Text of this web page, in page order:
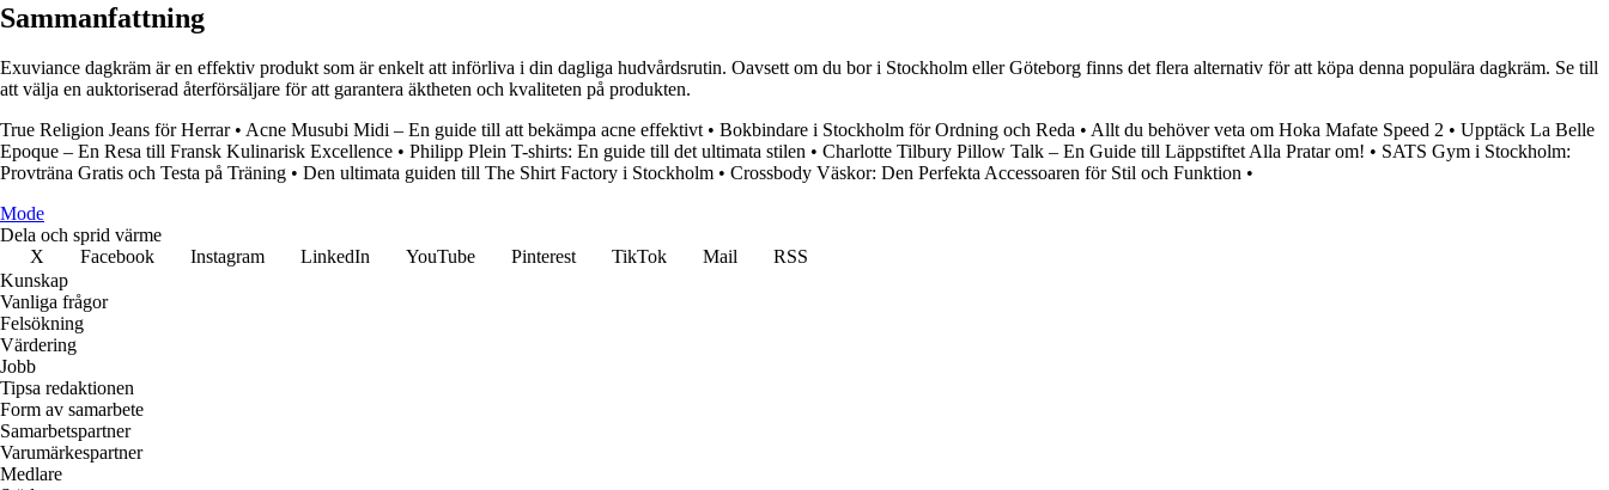
Sammanfattning
Exuviance dagkräm är en effektiv produkt som är enkelt att införliva i din dagliga hudvårdsrutin. Oavsett om du bor i Stockholm eller Göteborg finns det flera alternativ för att köpa denna populära dagkräm. Se till
att välja en auktoriserad återförsäljare för att garantera äktheten och kvaliteten på produkten.
True Religion Jeans för Herrar• Acne Musubi Midi – En guide till att bekämpa acne effektivt• Bokbindare i Stockholm för Ordning och Reda • Allt du behöver veta om Hoka Mafate Speed 2 • Upptäck La Belle
Epoque – En Resa till Fransk Kulinarisk Excellence • Philipp Plein T-shirts: En guide till det ultimata stilen • Charlotte Tilbury Pillow Talk – En Guide till Läppstiftet Alla Pratar om! • SATS Gym i Stockholm:
Provträna Gratis och Testa på Träning • Den ultimata guiden till The Shirt Factory i Stockholm • Crossbody Väskor: Den Perfekta Accessoaren för Stil och Funktion •
Mode
Dela och sprid värme
X
Facebook Instagram LinkedIn YouTube Pinterest TikTok Mail
RSS
Kunskap
Vanliga frågor
Felsökning
Värdering
Jobb
Tipsa redaktionen
Form av samarbete
Samarbetspartner
Varumärkespartner
Medlare